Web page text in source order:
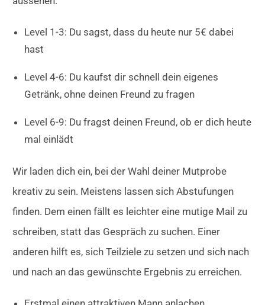
Level 1-3: Du sagst, dass du heute nur 5€ dabei
hast
Level 4-6: Du kaufst dir schnell dein eigenes
Getränk, ohne deinen Freund zu fragen
Level 6-9: Du fragst deinen Freund, ob er dich heute
mal einlädt
Wir laden dich ein, bei der Wahl deiner Mutprobe
kreativ zu sein. Meistens lassen sich Abstufungen
finden. Dem einen fällt es leichter eine mutige Mail zu
schreiben, statt das Gespräch zu suchen. Einer
anderen hilft es, sich Teilziele zu setzen und sich nach
und nach an das gewünschte Ergebnis zu erreichen.